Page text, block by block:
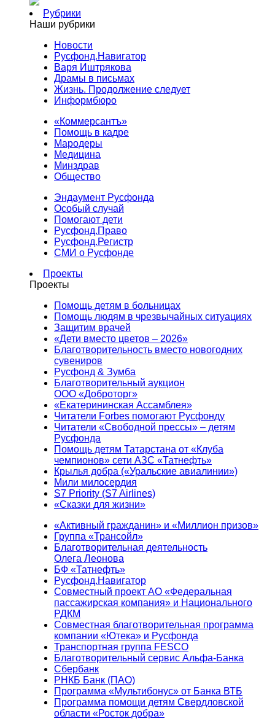
Рубрики
Наши рубрики
Новости
Русфонд.Навигатор
Варя Иштрякова
Драмы в письмах
Жизнь. Продолжение следует
Информбюро
«Коммерсантъ»
Помощь в кадре
Мародеры
Медицина
Минздрав
Общество
Эндаумент Русфонда
Особый случай
Помогают дети
Русфонд.Право
Русфонд.Регистр
СМИ о Русфонде
Проекты
Проекты
Помощь детям в больницах
Помощь людям в чрезвычайных ситуациях
Защитим врачей
«Дети вместо цветов – 2026»
Благотворительность вместо новогодних
сувениров
Русфонд & Зумба
Благотворительный аукцион
ООО «Доброторг»
«Екатерининская Ассамблея»
Читатели Forbes помогают Русфонду
Читатели «Свободной прессы» – детям
Русфонда
Помощь детям Татарстана от «Клуба
чемпионов» сети АЗС «Татнефть»
Крылья добра («Уральские авиалинии»)
Мили милосердия
S7 Priority (S7 Airlines)
«Сказки для жизни»
«Активный гражданин» и «Миллион призов»
Группа «Трансойл»
Благотворительная деятельность
Олега Леонова
БФ «Татнефть»
Русфонд.Навигатор
Совместный проект АО «Федеральная
пассажирская компания» и Национального
РДКМ
Совместная благотворительная программа
компании «Ютека» и Русфонда
Транспортная группа FESCO
Благотворительный сервис Альфа-Банка
Сбербанк
РНКБ Банк (ПАО)
Программа «Мультибонус» от Банка ВТБ
Программа помощи детям Свердловской
области «Росток добра»